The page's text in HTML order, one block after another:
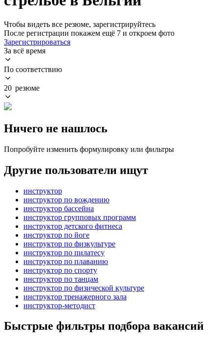
Чтобы видеть все резюме, зарегистрируйтесь
После регистрации покажем ещё 7 и откроем фото
Зарегистрироваться
За всё время
По соответствию
20 резюме
Ничего не нашлось
Попробуйте изменить формулировку или фильтры
Другие пользователи ищут
инструктор
инструктор по вождению
инструктор бассейна
инструктор групповых программ
инструктор детского фитнеса
инструктор по йоге
инструктор по физкультуре
инструктор по пилатесу
инструктор по плаванию
инструктор по спорту
инструктор по танцам
инструктор по физической культуре
инструктор тренажерного зала
инструктор-методист
Быстрые фильтры подбора вакансий